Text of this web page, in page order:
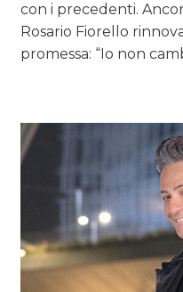
con i precedenti.
Rosario Fiorello
promessa: “Io non